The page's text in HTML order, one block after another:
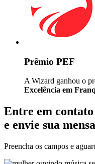
Prêmio PEF
A Wizard ganhou o
Excelência em
Entre em
e envie sua
Preencha os campos e